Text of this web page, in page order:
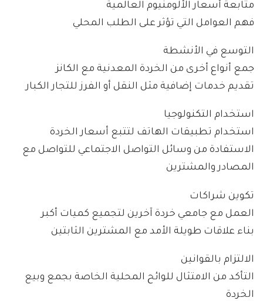
متابعة أسعار الألومنيوم العالمية
فهم العوامل التي تؤثر على الطلب المحلي
التوسع في الأنشطة
جمع أنواع أخرى من الخردة المعدنية مع الكانز
تقديم خدمات إضافية مثل النقل أو الفرز للتجار الكبار
استخدام التكنولوجيا
استخدام تطبيقات الهاتف لتتبع أسعار الخردة
الاستفادة من وسائل التواصل الاجتماعي للتواصل مع
المصادر والمشترين
تكوين شراكات
العمل مع جامعي خردة آخرين لتجميع كميات أكبر
بناء علاقات طويلة الأمد مع المشترين الثابتين
الالتزام بالقوانين
التأكد من الامتثال للوائح المحلية الخاصة بجمع وبيع
الخردة